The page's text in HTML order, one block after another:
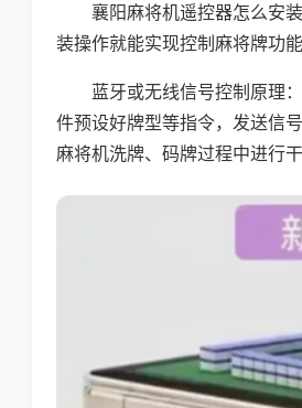
襄阳麻将机遥控器怎么安
装操作就能实现控制麻将牌功
蓝牙或无线信号控制原理
件预设好牌型等指令，发送信
麻将机洗牌、码牌过程中进行